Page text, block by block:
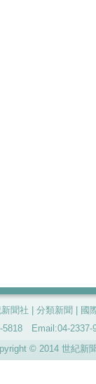
聞社 分類新聞
國
Email:04-
© 2014 世紀新